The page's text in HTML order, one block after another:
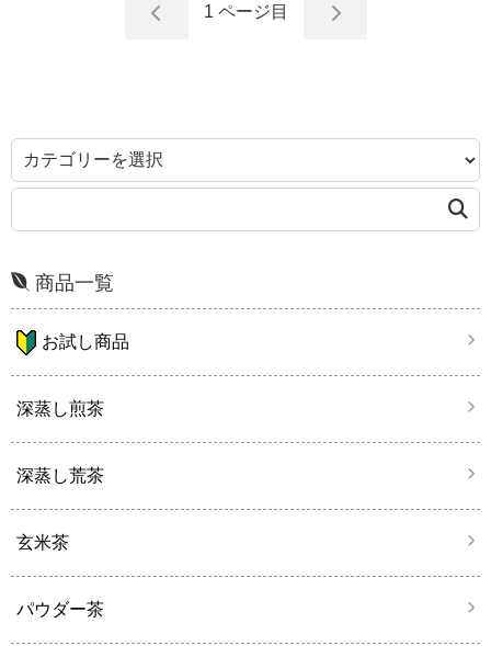
1 ページ目
商品一覧
お試し商品
深蒸し煎茶
深蒸し荒茶
玄米茶
パウダー茶